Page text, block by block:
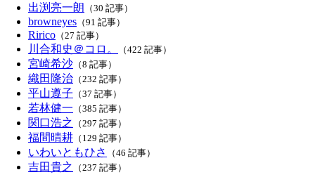
出渕亮一朗 （30 記事）
browneyes （91 記事）
Ririco （27 記事）
川合和史＠コロ。 （422 記事）
宮崎希沙 （8 記事）
織田隆治 （232 記事）
平山遵子 （37 記事）
若林健一 （385 記事）
関口浩之 （297 記事）
福間晴耕 （129 記事）
いわいともひさ （46 記事）
吉田貴之 （237 記事）